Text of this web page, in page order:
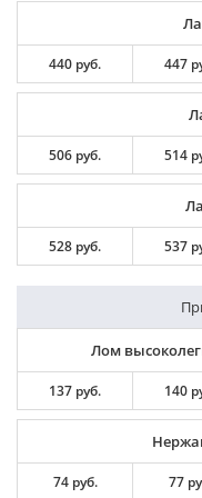
440 руб. 447
506 руб. 514
528 руб. 537
Лом
137 руб. 140
74 руб. 77